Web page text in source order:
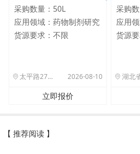
采购数量： 50L
应用领域： 药物制剂研究
货源要求： 不限
太平路27号院北门驿站 2026-08-10
立即报价
采购数
应用
货源
【 推荐阅读 】